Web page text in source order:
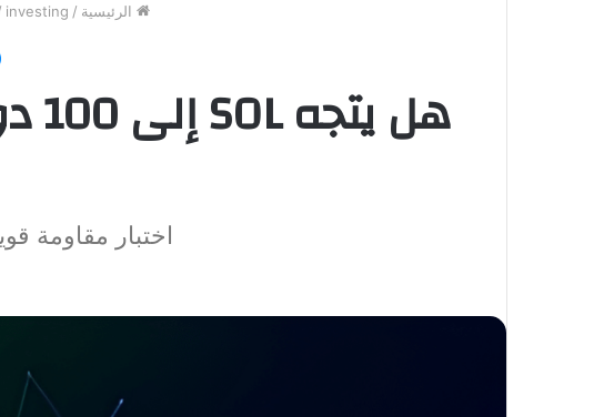
الرئيسية /
investing
اختبار مقاومة قوية مع دخول 100